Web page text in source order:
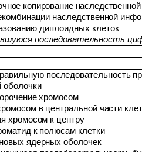
копирование
наследственной
диплоидных клеток
последовательность
последовательность
оболочки
хромосом
в центральной части
хромосом к центру
к полюсам клетки
ядерных оболочек